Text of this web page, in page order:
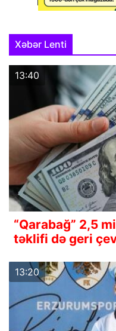
Xəbər Lenti
13:40
“Qarabağ” 2,5
təklifi də geri
13:20